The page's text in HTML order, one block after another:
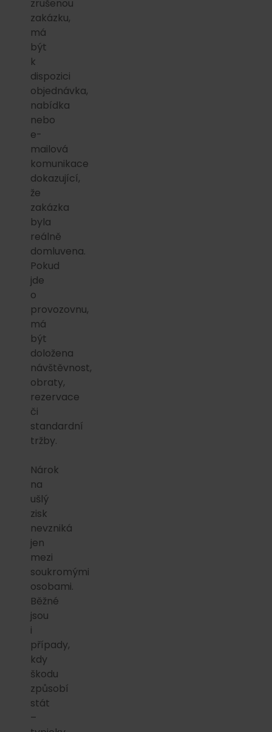
zrušenou
zakázku,
má
být
k
dispozici
objednávka,
nabídka
nebo
e-
mailová
komunikace
dokazující,
že
zakázka
byla
reálně
domluvena.
Pokud
jde
o
provozovnu,
má
být
doložena
návštěvnost,
obraty,
rezervace
či
standardní
tržby.
Nárok
na
ušlý
zisk
nevzniká
jen
mezi
soukromými
osobami.
Běžné
jsou
i
případy,
kdy
škodu
způsobí
stát
–